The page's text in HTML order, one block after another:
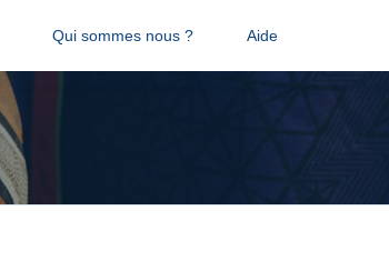
Qui sommes nous ? Aide